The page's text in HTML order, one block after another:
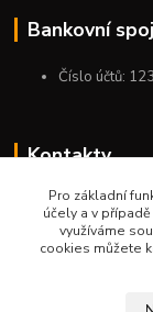
Bankovní
Číslo účtů:
Kontakty
+420 775
9:00-12:00-13:00-
Pro základní
účely a v
využíváme
cookies můžete